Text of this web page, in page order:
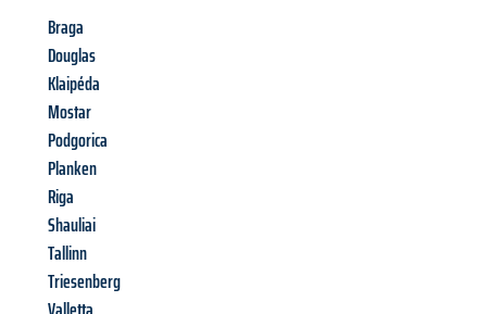
Braga
Douglas
Klaipéda
Mostar
Podgorica
Planken
Riga
Shauliai
Tallinn
Triesenberg